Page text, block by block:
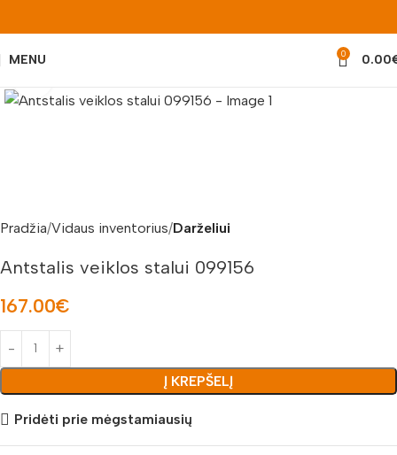
MENU 0 0.00
Pradžia Vidaus inventorius Darželiui
Antstalis veiklos stalui 099156
167.00€
Į KREPŠELĮ
Pridėti prie mėgstamiausių